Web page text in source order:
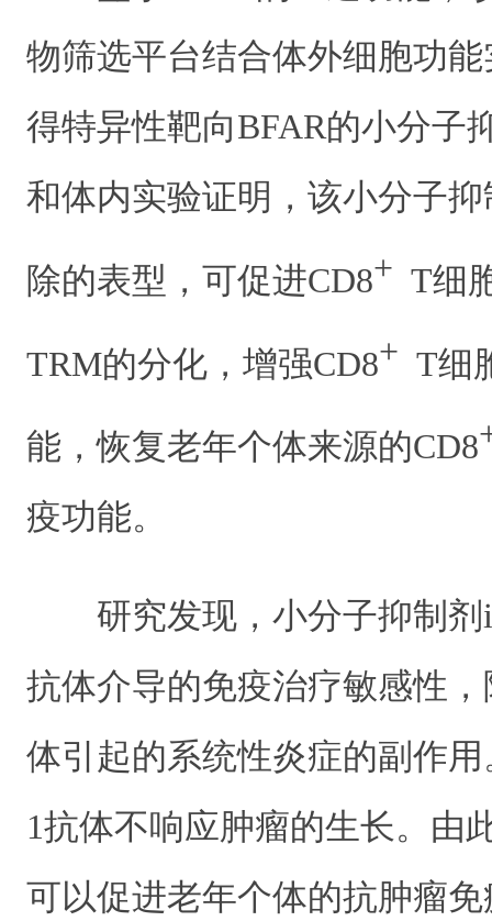
物筛选平台结合体外细胞功
得特异性靶向BFAR的小分子
和体内实验证明，该小分子
除的表型，可促进CD8+ T细
TRM的分化，增强CD8+ T细
能，恢复老年个体来源的CD8
疫功能。
研究发现，小分子抑制剂
抗体介导的免疫治疗敏感性
体引起的系统性炎症的副作
1抗体不响应肿瘤的生长。由
可以促进老年个体的抗肿瘤